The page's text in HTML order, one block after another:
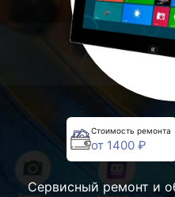
Стоимость ремонта
от 1400 ₽
Сервисный ремонт и